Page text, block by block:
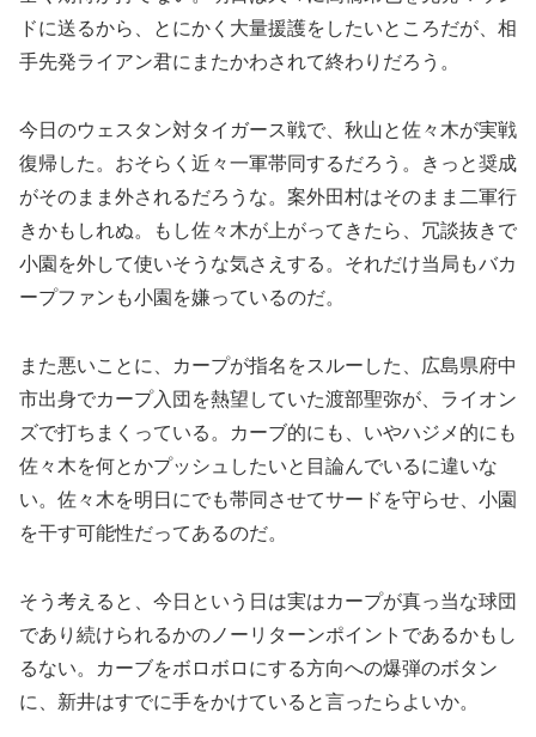
ドに送るから、とにかく大量援護をしたいところだが、相
手先発ライアン君にまたかわされて終わりだろう。
今日のウェスタン対タイガース戦で、秋山と佐々木が実戦
復帰した。おそらく近々一軍帯同するだろう。きっと奨成
がそのまま外されるだろうな。案外田村はそのまま二軍行
きかもしれぬ。もし佐々木が上がってきたら、冗談抜きで
小園を外して使いそうな気さえする。それだけ当局もバカ
ープファンも小園を嫌っているのだ。
また悪いことに、カープが指名をスルーした、広島県府中
市出身でカープ入団を熱望していた渡部聖弥が、ライオン
ズで打ちまくっている。カーブ的にも、いやハジメ的にも
佐々木を何とかプッシュしたいと目論んでいるに違いな
い。佐々木を明日にでも帯同させてサードを守らせ、小園
を干す可能性だってあるのだ。
そう考えると、今日という日は実はカープが真っ当な球団
であり続けられるかのノーリターンポイントであるかもし
るない。カーブをボロボロにする方向への爆弾のボタン
に、新井はすでに手をかけていると言ったらよいか。